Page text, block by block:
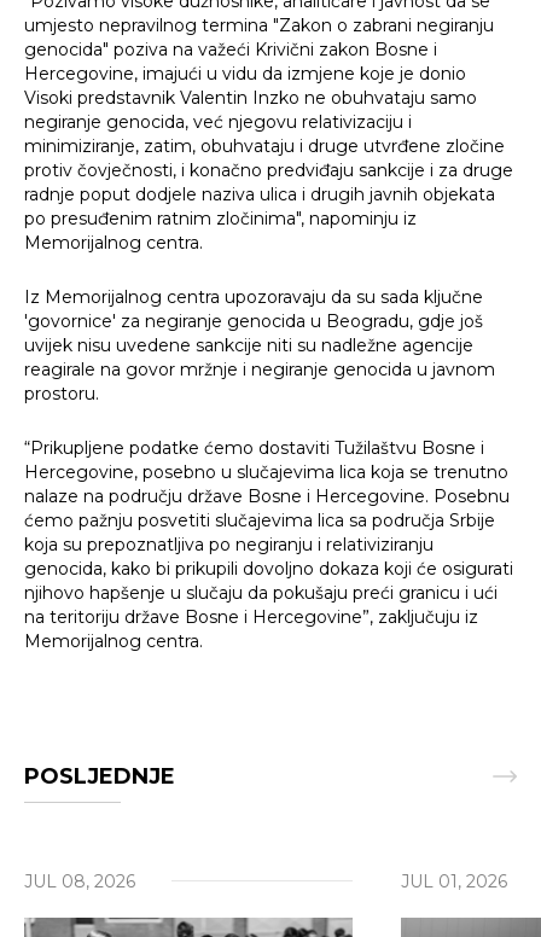
Traži
umjesto nepravilnog termina "Zakon o zabrani negiranju
genocida" poziva na važeći Krivični zakon Bosne i
Hercegovine, imajući u vidu da izmjene koje je donio
Visoki predstavnik Valentin Inzko ne obuhvataju samo
negiranje genocida, već njegovu relativizaciju i
minimiziranje, zatim, obuhvataju i druge utvrđene zločine
protiv čovječnosti, i konačno predviđaju sankcije i za druge
radnje poput dodjele naziva ulica i drugih javnih objekata
po presuđenim ratnim zločinima", napominju iz
Memorijalnog centra.
Iz Memorijalnog centra upozoravaju da su sada ključne
'govornice' za negiranje genocida u Beogradu, gdje još
uvijek nisu uvedene sankcije niti su nadležne agencije
reagirale na govor mržnje i negiranje genocida u javnom
prostoru.
“Prikupljene podatke ćemo dostaviti Tužilaštvu Bosne i
Hercegovine, posebno u slučajevima lica koja se trenutno
nalaze na području države Bosne i Hercegovine. Posebnu
ćemo pažnju posvetiti slučajevima lica sa područja Srbije
koja su prepoznatljiva po negiranju i relativiziranju
genocida, kako bi prikupili dovoljno dokaza koji će osigurati
njihovo hapšenje u slučaju da pokušaju preći granicu i ući
na teritoriju države Bosne i Hercegovine”, zaključuju iz
Memorijalnog centra.
POSLJEDNJE
JUL 08, 2026 JUL 01, 2026